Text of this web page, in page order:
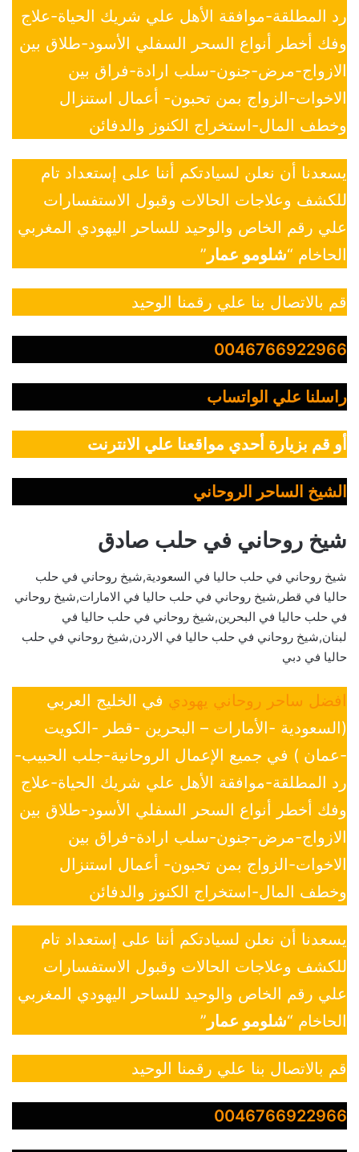
رد المطلقة-موافقة الأهل علي شريك الحياة-علاج
وفك أخطر أنواع السحر السفلي الأسود-طلاق بين
الازواج-مرض-جنون-سلب ارادة-فراق بين
الاخوات-الزواج بمن تحبون- أعمال استنزال
وخطف المال-استخراج الكنوز والدفائن
يسعدنا أن نعلن لسيادتكم أننا على إستعداد تام
للكشف وعلاجات الحالات وقبول الاستفسارات
علي رقم الخاص والوحيد للساحر اليهودي المغربي
الحاخام “شلومو عمار ”
قم بالاتصال بنا علي رقمنا الوحيد
0046766922966
راسلنا علي الواتساب
أو قم بزيارة أحدي مواقعنا علي الانترنت
الشيخ الساحر الروحاني
شيخ روحاني في حلب صادق
شيخ روحاني في حلب حاليا في السعودية,شيخ روحاني في حلب
حاليا في قطر,شيخ روحاني في حلب حاليا في الامارات,شيخ روحاني
في حلب حاليا في البحرين,شيخ روحاني في حلب حاليا في
لبنان,شيخ روحاني في حلب حاليا في الاردن,شيخ روحاني في حلب
حاليا في دبي
افضل ساحر روحاني يهودي في الخليج العربي
(السعودية -الأمارات – البحرين -قطر -الكويت
-عمان ) في جميع الإعمال الروحانية-جلب الحبيب-
رد المطلقة-موافقة الأهل علي شريك الحياة-علاج
وفك أخطر أنواع السحر السفلي الأسود-طلاق بين
الازواج-مرض-جنون-سلب ارادة-فراق بين
الاخوات-الزواج بمن تحبون- أعمال استنزال
وخطف المال-استخراج الكنوز والدفائن
يسعدنا أن نعلن لسيادتكم أننا على إستعداد تام
للكشف وعلاجات الحالات وقبول الاستفسارات
علي رقم الخاص والوحيد للساحر اليهودي المغربي
الحاخام “شلومو عمار ”
قم بالاتصال بنا علي رقمنا الوحيد
0046766922966